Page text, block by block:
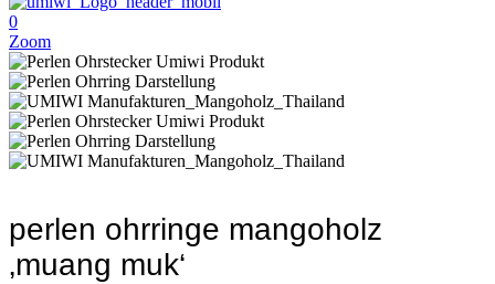
0
Zoom
perlen ohrringe mangoholz
‚muang muk‘